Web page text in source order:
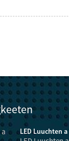
LED Luuchten